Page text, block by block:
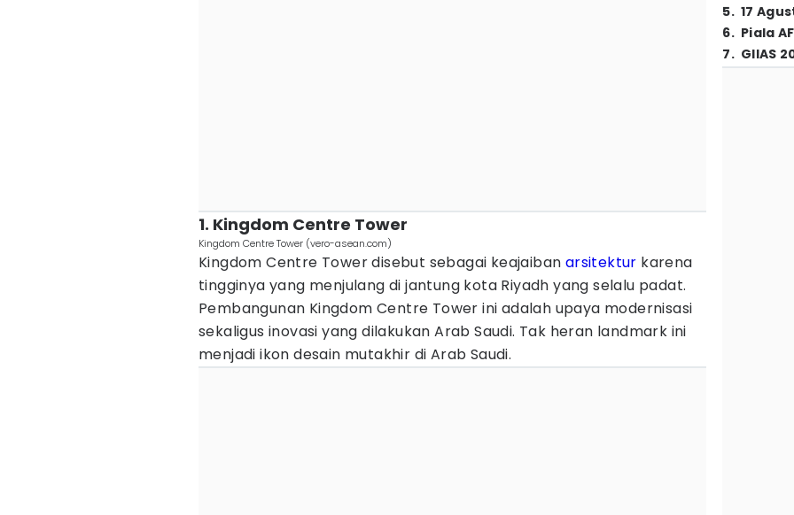
1. Kingdom Centre Tower
Kingdom Centre Tower (vero-asean.com)
Kingdom Centre Tower disebut sebagai keajaiban arsitektur karena
tingginya yang menjulang di jantung kota Riyadh yang selalu padat.
Pembangunan Kingdom Centre Tower ini adalah upaya modernisasi
sekaligus inovasi yang dilakukan Arab Saudi. Tak heran landmark ini
menjadi ikon desain mutakhir di Arab Saudi.
5. 17
6. Piala
7. GIIAS